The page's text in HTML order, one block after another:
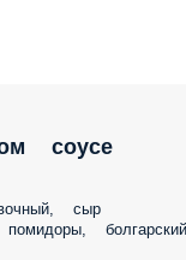
соусе
сыр
болгарский